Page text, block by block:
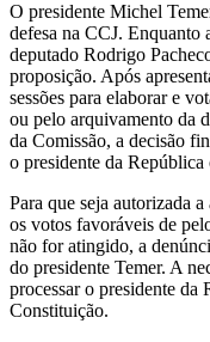
O presidente Michel
defesa na CCJ. Enquanto
deputado Rodrigo
proposição. Após
sessões para elaborar e
ou pelo arquivamento da
da Comissão, a decisão
o presidente da
Para que seja autorizada
os votos favoráveis de
não for atingido, a
do presidente Temer. A
processar o presidente da
Constituição.